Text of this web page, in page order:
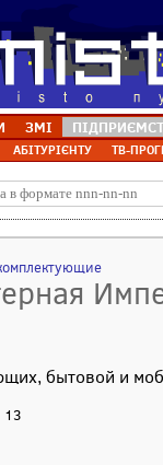
ЗМІ
АБІТУРІЄНТУ ТВ-
бытовой и
13